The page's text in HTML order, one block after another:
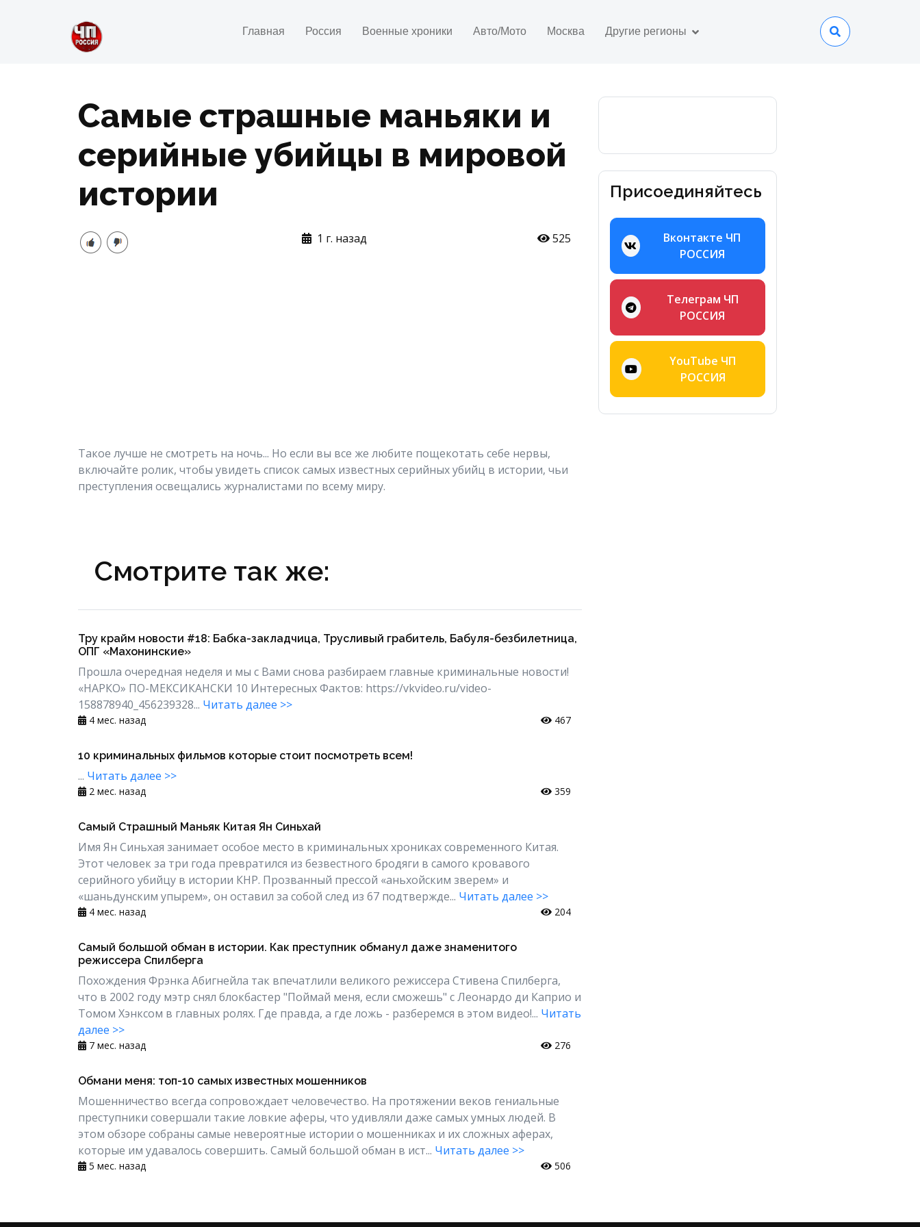
Главная Россия Военные хроники Авто/Мото Москва Другие регионы
Самые страшные маньяки и
серийные убийцы в мировой
истории
1 г. назад 525
Такое лучше не смотреть на ночь... Но если вы все же любите пощекотать себе нервы,
включайте ролик, чтобы увидеть список самых известных серийных убийц в истории, чьи
преступления освещались журналистами по всему миру.
Смотрите так же:
Тру крайм новости #18: Бабка-закладчица, Трусливый грабитель, Бабуля-безбилетница,
ОПГ «Махонинские»
Прошла очередная неделя и мы с Вами снова разбираем главные криминальные новости!
«НАРКО» ПО-МЕКСИКАНСКИ 10 Интересных Фактов: https://vkvideo.ru/video-
158878940_456239328... Читать далее >>
4 мес. назад 467
10 криминальных фильмов которые стоит посмотреть всем!
... Читать далее >>
2 мес. назад 359
Самый Страшный Маньяк Китая Ян Синьхай
Имя Ян Синьхая занимает особое место в криминальных хрониках современного Китая.
Этот человек за три года превратился из безвестного бродяги в самого кровавого
серийного убийцу в истории КНР. Прозванный прессой «аньхойским зверем» и
«шаньдунским упырем», он оставил за собой след из 67 подтвержде... Читать далее >>
4 мес. назад 204
Самый большой обман в истории. Как преступник обманул даже знаменитого
режиссера Спилберга
Похождения Фрэнка Абигнейла так впечатлили великого режиссера Стивена Спилберга,
что в 2002 году мэтр снял блокбастер "Поймай меня, если сможешь" с Леонардо ди Каприо и
Томом Хэнксом в главных ролях. Где правда, а где ложь - разберемся в этом видео!... Читать
далее >>
7 мес. назад 276
Обмани меня: топ-10 самых известных мошенников
Мошенничество всегда сопровождает человечество. На протяжении веков гениальные
преступники совершали такие ловкие аферы, что удивляли даже самых умных людей. В
этом обзоре собраны самые невероятные истории о мошенниках и их сложных аферах,
которые им удавалось совершить. Самый большой обман в ист... Читать далее >>
5 мес. назад 506
Присоединяйтесь
Вконтакте ЧП
РОССИЯ
Телеграм ЧП
РОССИЯ
YouTube ЧП
РОССИЯ